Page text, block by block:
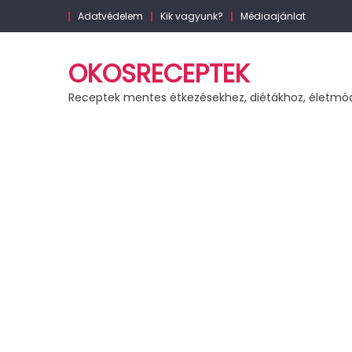
to
Adatvédelem Kik vagyunk? Médiaajánlat
OKOSRECEPTEK
Receptek mentes étkezésekhez, diétákhoz,